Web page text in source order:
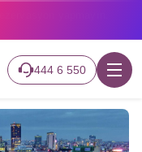
444 6 550